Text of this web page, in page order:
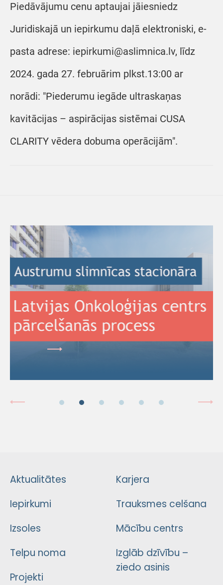
Piedāvājumu cenu aptaujai jāiesniedz
Juridiskajā un iepirkumu daļā elektroniski, e-
pasta adrese: iepirkumi@aslimnica.lv, līdz
2024. gada 27. februārim plkst.13:00 ar
norādi: "Piederumu iegāde ultraskaņas
kavitācijas – aspirācijas sistēmai CUSA
CLARITY vēdera dobuma operācijām".
Aktualitātes
Iepirkumi
Izsoles
Telpu noma
Projekti
Karjera
Trauksmes celšana
Mācību centrs
Izglāb dzīvību –
ziedo asinis